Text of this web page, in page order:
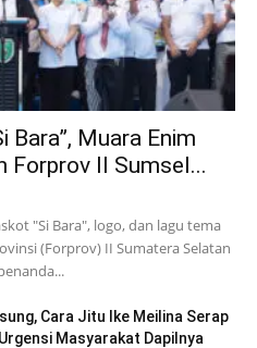
Bara”, Muara Enim
Forprov II Sumsel...
"Si Bara", logo, dan lagu tema
(Forprov) II Sumatera Selatan
Cara Jitu Ike Meilina Serap
Masyarakat Dapilnya